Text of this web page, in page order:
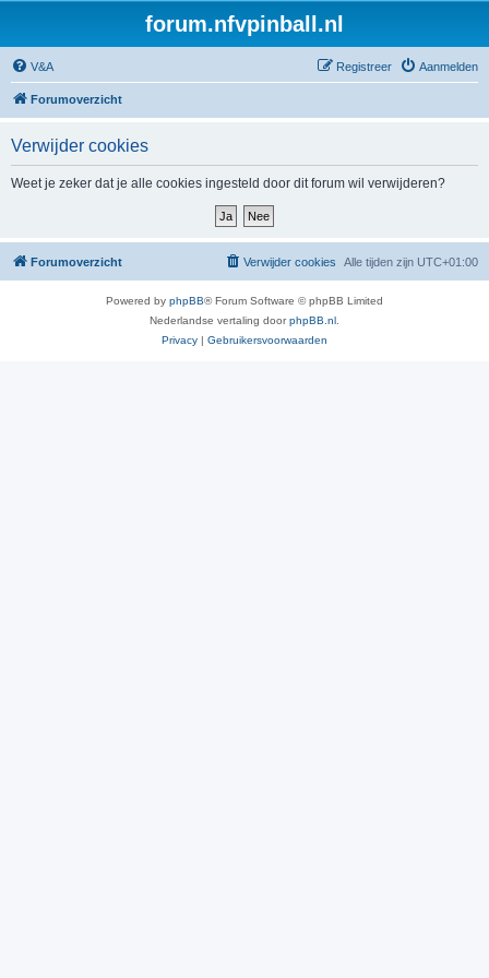
forum.nfvpinball.nl
V&A Aanmelden
Registreer
Forumoverzicht
Verwijder cookies
Weet je zeker dat je alle cookies ingesteld door dit forum wil verwijderen?
Forumoverzicht Alle tijden zijn UTC+01:00
Verwijder cookies
Powered by phpBB® Forum Software © phpBB Limited
Nederlandse vertaling doorphpBB.nl
Privacy | Gebruikersvoorwaarden